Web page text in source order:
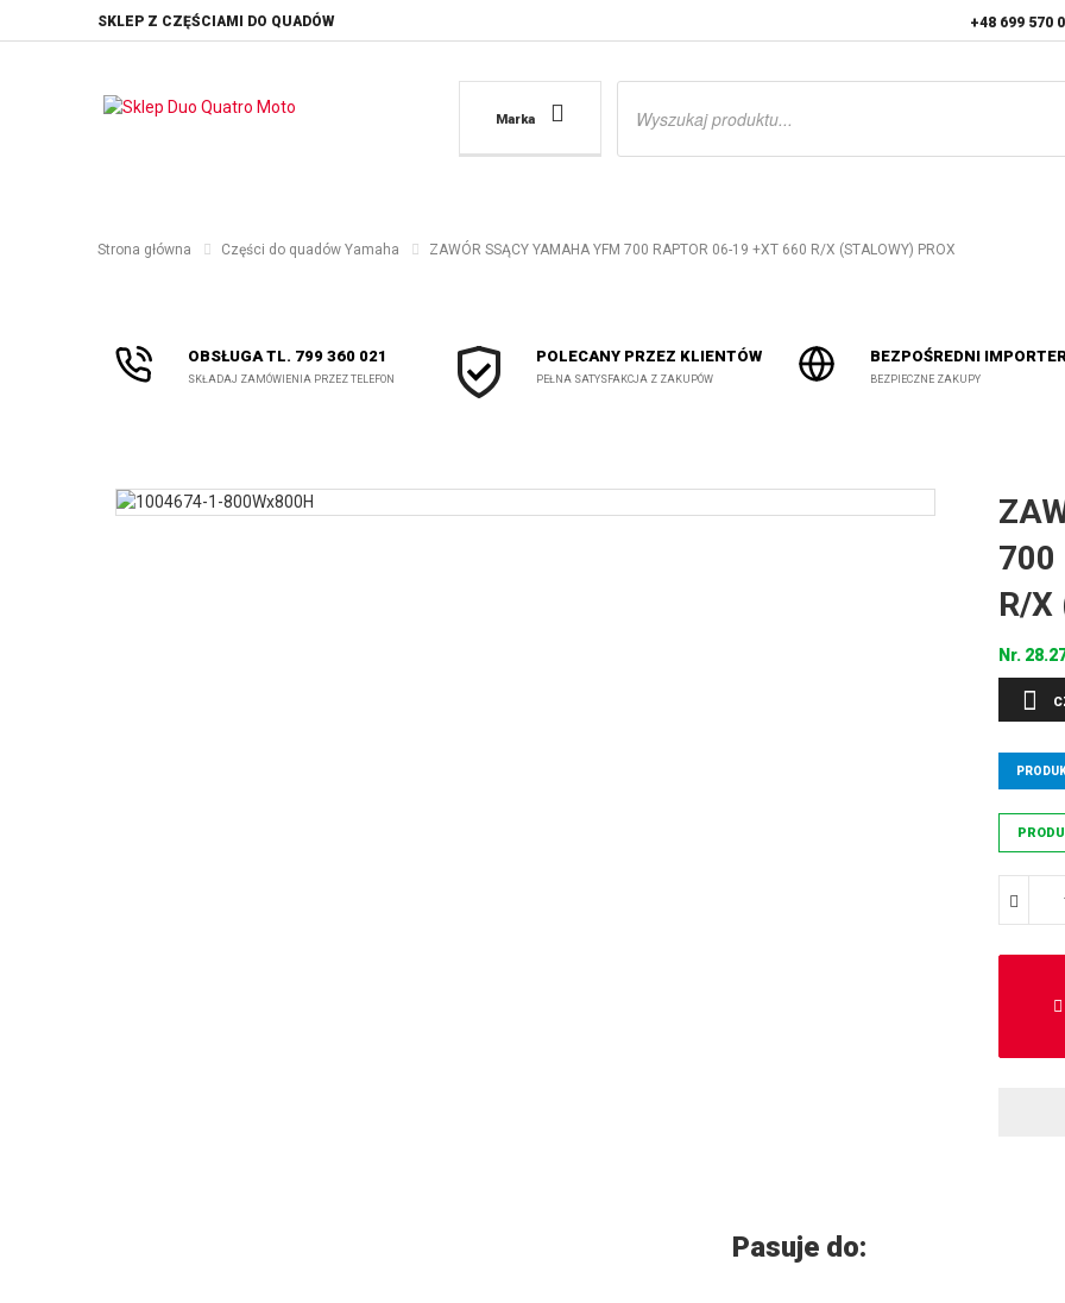
SKLEP Z CZĘŚCIAMI DO QUADÓW +48 699 570
Marka
Wyszukiwarka
Strona główna Części do quadów Yamaha ZAWÓR SSĄCY YAMAHA YFM 700 RAPTOR 06-19 +XT 660 R/X (STALOWY) PROX
OBSŁUGA TL. 799 360 021
SKŁADAJ ZAMÓWIENIA PRZEZ TELEFON
POLECANY PRZEZ KLIENTÓW
PEŁNA SATYSFAKCJA Z ZAKUPÓW
BEZPOŚREDNI
BEZPIECZNE ZAKUPY
700
R/X
Nr.
Pasuje do: